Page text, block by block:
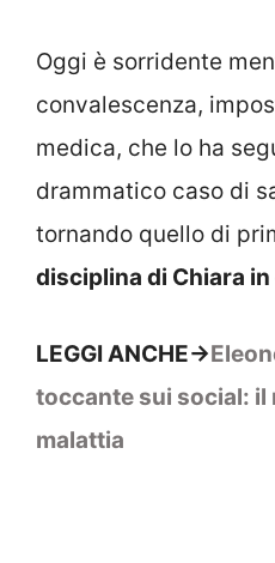
Oggi è sorridente
convalescenza,
medica, che lo ha
drammatico caso di
tornando quello di
disciplina di Chiara
LEGGI ANCHE->
toccante sui social: il
malattia